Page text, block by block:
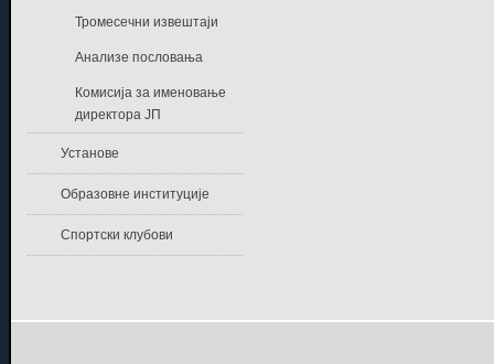
Тромесечни извештаји
Анализе пословања
Комисија за именовање
директора ЈП
Установе
Образовне институције
Спортски клубови